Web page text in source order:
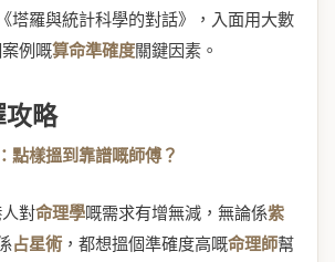
塔羅與統計科學的對話》，入面用大數
例嘅算命準確度關鍵因素。
攻略
點樣搵到靠譜嘅師傅？
對命理學嘅需求有增無減，無論係紫
占星術，都想搵個準確度高嘅命理師幫